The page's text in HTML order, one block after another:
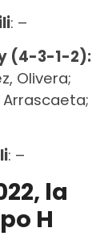
: –
(4-3-1-2):
Olivera;
Arrascaeta;
: –
la
H